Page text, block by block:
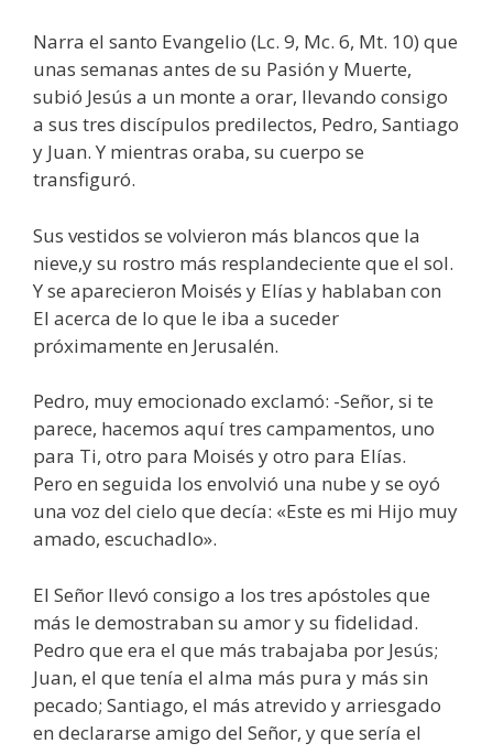
Narra el santo Evangelio (Lc. 9, Mc. 6, Mt. 10) que
unas semanas antes de su Pasión y Muerte,
subió Jesús a un monte a orar, llevando consigo
a sus tres discípulos predilectos, Pedro, Santiago
y Juan. Y mientras oraba, su cuerpo se
transfiguró.
Sus vestidos se volvieron más blancos que la
nieve,y su rostro más resplandeciente que el sol.
Y se aparecieron Moisés y Elías y hablaban con
El acerca de lo que le iba a suceder
próximamente en Jerusalén.
Pedro, muy emocionado exclamó: -Señor, si te
parece, hacemos aquí tres campamentos, uno
para Ti, otro para Moisés y otro para Elías.
Pero en seguida los envolvió una nube y se oyó
una voz del cielo que decía: «Este es mi Hijo muy
amado, escuchadlo».
El Señor llevó consigo a los tres apóstoles que
más le demostraban su amor y su fidelidad.
Pedro que era el que más trabajaba por Jesús;
Juan, el que tenía el alma más pura y más sin
pecado; Santiago, el más atrevido y arriesgado
en declararse amigo del Señor, y que sería el